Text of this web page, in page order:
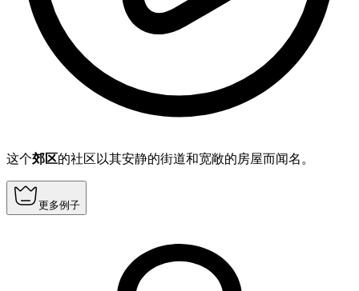
这个郊区的社区以其安静的街道和宽敞的房屋而闻名。
更多例子